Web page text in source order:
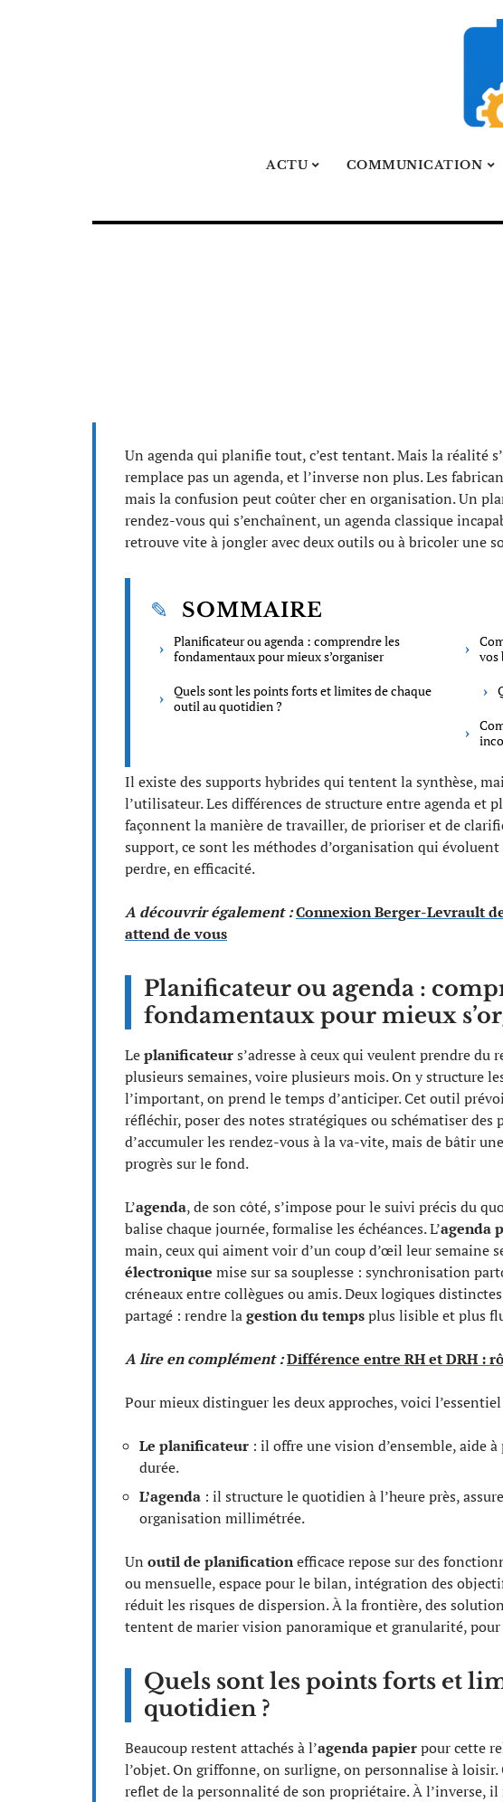
ACTU COMMUNICATION
Un agenda qui planifie tout, c’est tentant. Mais la réalité
remplace pas un agenda, et l’inverse non plus. Les
mais la confusion peut coûter cher en organisation. Un
rendez-vous qui s’enchaînent, un agenda classique
retrouve vite à jongler avec deux outils ou à bricoler une
SOMMAIRE
Planificateur ou agenda : comprendre les
fondamentaux pour mieux s’organiser
Quels sont les points forts et limites de chaque
outil au quotidien ?
vos
Il existe des supports hybrides qui tentent la synthèse,
l’utilisateur. Les différences de structure entre agenda et
façonnent la manière de travailler, de prioriser et de
support, ce sont les méthodes d’organisation qui
perdre, en efficacité.
A découvrir également :Connexion Berger-Levrault
attend de vous
Planificateur ou agenda :
fondamentaux pour mieux
Leplanificateurs’adresse à ceux qui veulent prendre du
plusieurs semaines, voire plusieurs mois. On y structure
l’important, on prend le temps d’anticiper. Cet outil
réfléchir, poser des notes stratégiques ou schématiser des
d’accumuler les rendez-vous à la va-vite, mais de bâtir
progrès sur le fond.
L’agenda, de son côté, s’impose pour le suivi précis du
balise chaque journée, formalise les échéances. L’agenda
main, ceux qui aiment voir d’un coup d’œil leur semaine
électronique mise sur sa souplesse : synchronisation
créneaux entre collègues ou amis. Deux logiques
partagé : rendre lagestion du tempsplus lisible et plus
A lire en complément :Différence entre RH et DRH :
Pour mieux distinguer les deux approches, voici
Le planificateur : il offre une vision d’ensemble, aide
durée.
L’agenda : il structure le quotidien à l’heure près,
organisation millimétrée.
Un outil de planificationefficace repose sur des
ou mensuelle, espace pour le bilan, intégration des
réduit les risques de dispersion. À la frontière, des
tentent de marier vision panoramique et granularité,
Quels sont les points forts et
quotidien ?
Beaucoup restent attachés à l’agenda papierpour cette
l’objet. On griffonne, on surligne, on personnalise à
reflet de la personnalité de son propriétaire. À l’inverse, il